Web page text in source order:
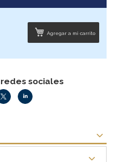
Agregar a mi carrito
sociales